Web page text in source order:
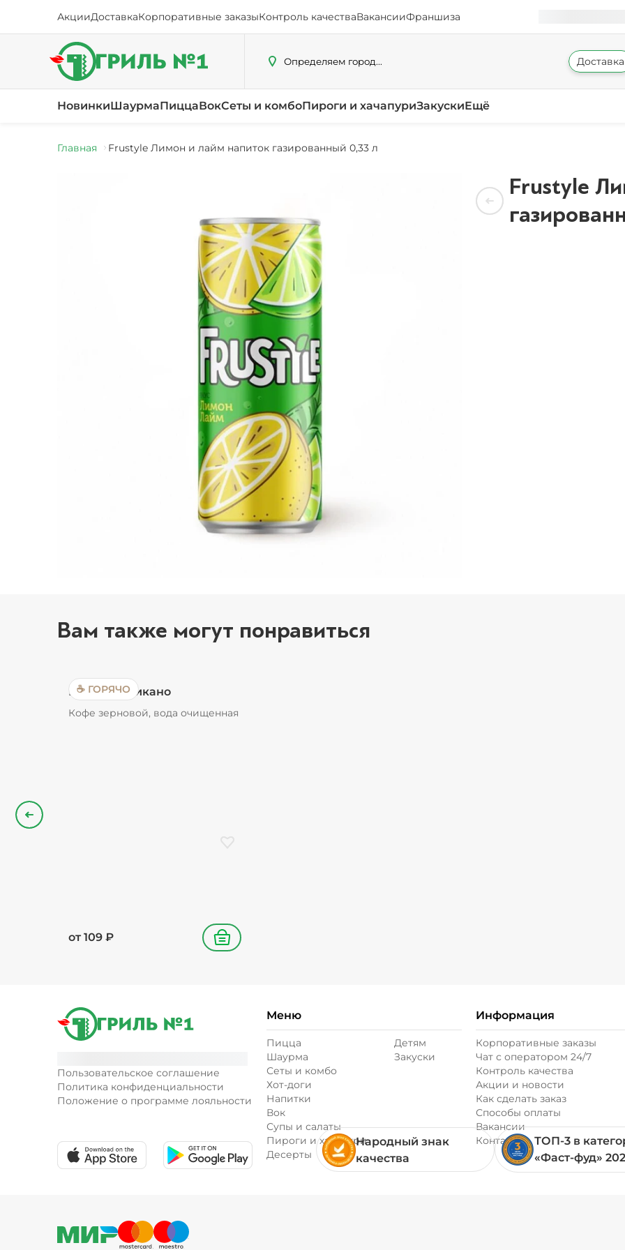
АкцииДоставкаКорпоративные заказыКонтроль качестваВакансииФраншиза
Определяем город... Доставка
НовинкиШаурмаПиццаВокСеты и комбоПироги и хачапуриЗакускиЕщё
Главная Frustyle Лимон и лайм напиток газированный 0,33 л
Frustyle
Вам также могут понравиться
☕ ГОРЯЧО
Кофе Американо
Кофе зерновой, вода очищенная
от 109 ₽ В корзину
Назад
Пользовательское соглашение
Политика конфиденциальности
Положение о программе лояльности
Меню
Пицца
Шаурма
Сеты и комбо
Хот-доги
Напитки
Вок
Супы и салаты
Пироги и хачапури
Десерты
Детям
Закуски
Информация
Корпоративные заказы
Чат с оператором 24/7
Контроль качества
Акции и новости
Как сделать заказ
Способы оплаты
Вакансии
Контакты
Народный знак
качества
ТОП-3 в
«Фаст-фуд»